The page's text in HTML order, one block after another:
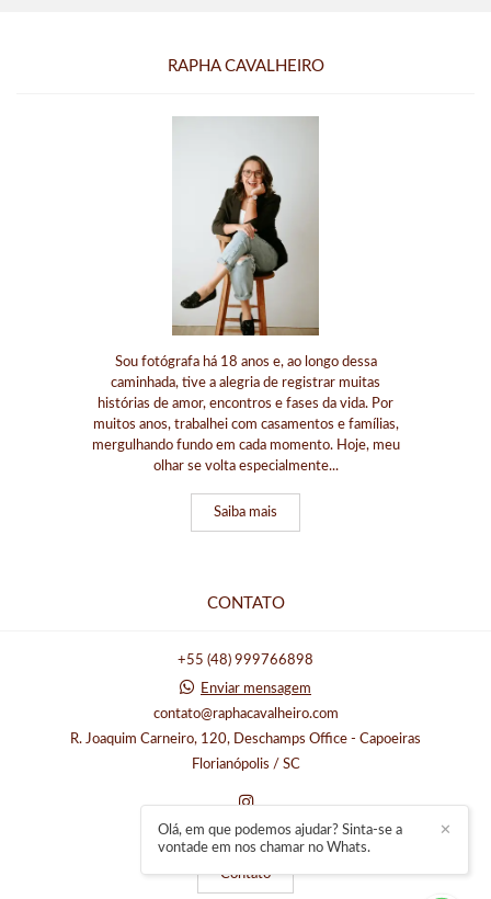
RAPHA CAVALHEIRO
Sou fotógrafa há 18 anos e, ao longo dessa
caminhada, tive a alegria de registrar muitas
histórias de amor, encontros e fases da vida. Por
muitos anos, trabalhei com casamentos e famílias,
mergulhando fundo em cada momento. Hoje, meu
olhar se volta especialmente...
Saiba mais
CONTATO
+55 (48) 999766898
Enviar mensagem
contato@raphacavalheiro.com
R. Joaquim Carneiro, 120, Deschamps Office - Capoeiras
Florianópolis / SC
Contato
✕
Olá, em que podemos ajudar? Sinta-se a
vontade em nos chamar no Whats.